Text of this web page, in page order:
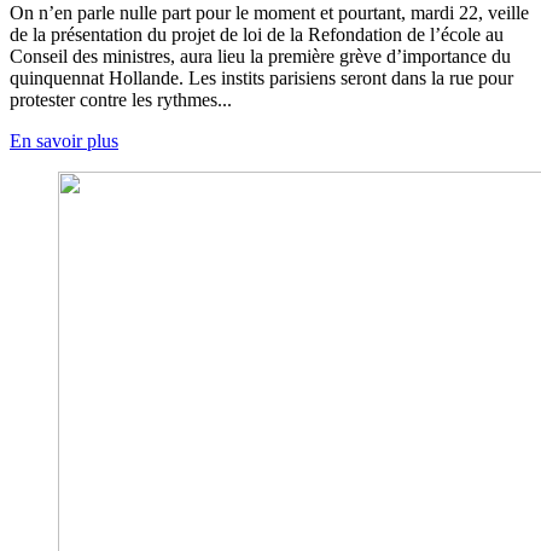
On n’en parle nulle part pour le moment et pourtant, mardi 22, veille
de la présentation du projet de loi de la Refondation de l’école au
Conseil des ministres, aura lieu la première grève d’importance du
quinquennat Hollande. Les instits parisiens seront dans la rue pour
protester contre les rythmes...
En savoir plus